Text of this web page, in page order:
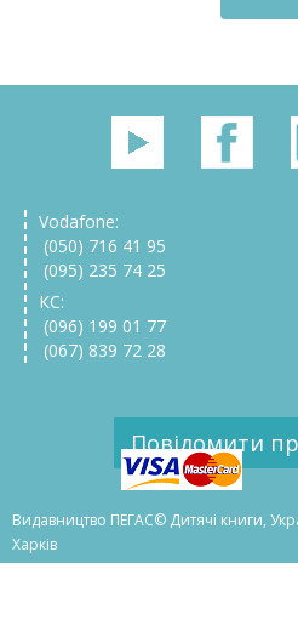
Vodafone:
(050) 716 41 95
(095) 235 74 25
КС:
(096) 199 01 77
(067) 839 72 28
Повідомити
Видавництво ПЕГАС© Дитячі книги,
Харків